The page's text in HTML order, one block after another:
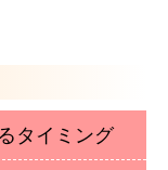
タイミング